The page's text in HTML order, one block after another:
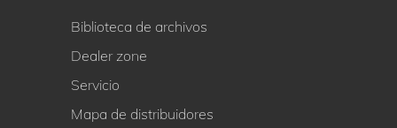
Biblioteca de archivos
Dealer zone
Servicio
Mapa de distribuidores